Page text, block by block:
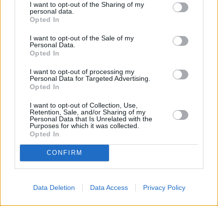
I want to opt-out of the Sharing of my
personal data.
Opted In
I want to opt-out of the Sale of my
Personal Data.
Opted In
I want to opt-out of processing my
Personal Data for Targeted Advertising.
Opted In
I want to opt-out of Collection, Use,
Retention, Sale, and/or Sharing of my
Personal Data that Is Unrelated with the
Purposes for which it was collected.
Opted In
CONFIRM
Data Deletion Data Access Privacy Policy
Dzięki nawigacji z wizualizacją przestrzeni (VSLAM) odkurzający
umeblowanych pomieszczeniach
Materiały prasowe / iRobot